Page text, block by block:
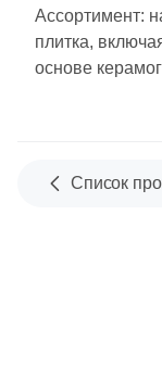
Ассортимент:
плитка,
основе
Список